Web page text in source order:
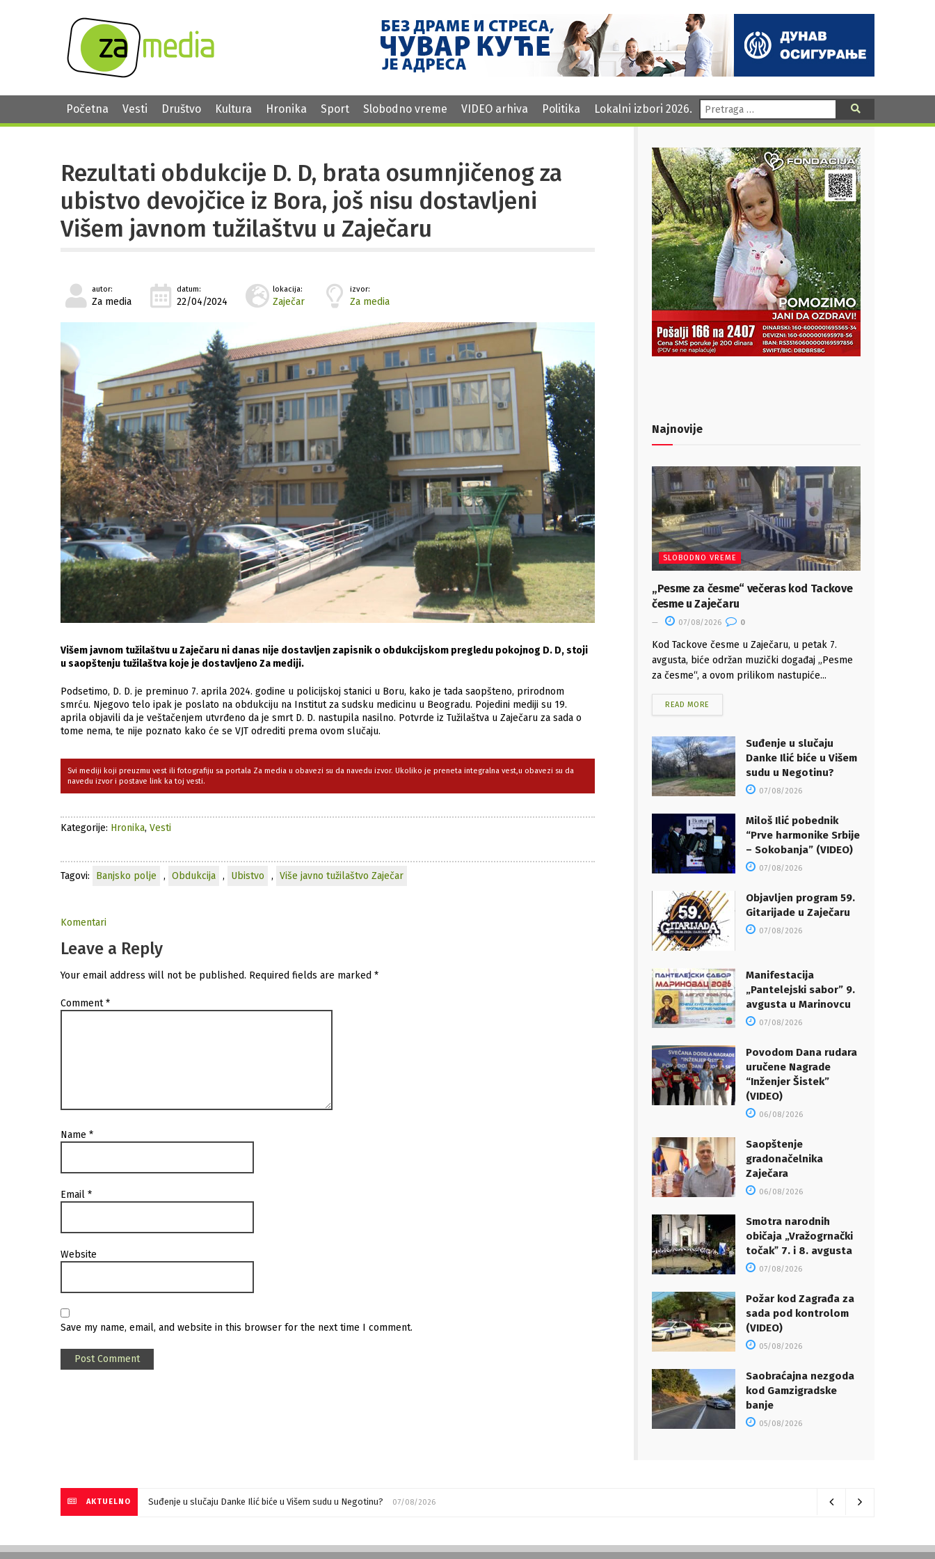
Početna Vesti Društvo Kultura Hronika Sport Slobodno vreme VIDEO arhiva Politika Lokalni izbori 2026. Pretraga:
Rezultati obdukcije D. D, brata osumnjičenog za
ubistvo devojčice iz Bora, još nisu dostavljeni
Višem javnom tužilaštvu u Zaječaru
autor:
Za media
datum:
22/04/2024
lokacija:
Zaječar
izvor:
Za media
Višem javnom tužilaštvu u Zaječaru ni danas nije dostavljen zapisnik o obdukcijskom pregledu pokojnog D. D, stoji
u saopštenju tužilaštva koje je dostavljeno Za mediji.
Podsetimo, D. D. je preminuo 7. aprila 2024. godine u policijskoj stanici u Boru, kako je tada saopšteno, prirodnom
smrću. Njegovo telo ipak je poslato na obdukciju na Institut za sudsku medicinu u Beogradu. Pojedini mediji su 19.
aprila objavili da je veštačenjem utvrđeno da je smrt D. D. nastupila nasilno. Potvrde iz Tužilaštva u Zaječaru za sada o
tome nema, te nije poznato kako će se VJT odrediti prema ovom slučaju.
Svi mediji koji preuzmu vest ili fotografiju sa portala Za media u obavezi su da navedu izvor. Ukoliko je preneta integralna vest,u obavezi su da
navedu izvor i postave link ka toj vesti.
Kategorije: Hronika, Vesti
Tagovi: Banjsko polje , Obdukcija , Ubistvo , Više javno tužilaštvo Zaječar
Komentari
Leave a Reply
Your email address will not be published. Required fields are marked *
Comment*
Name *
Email *
Website
Save my name, email, and website in this browser for the next time I comment.
Najnovije
SLOBODNO VREME
„Pesme za česme“ večeras kod Tackove
česme u Zaječaru
07/08/2026 0
Kod Tackove česme u Zaječaru, u petak 7.
avgusta, biće održan muzički događaj „Pesme
za česme“, a ovom prilikom nastupiće...
READ MORE
Suđenje u slučaju
Danke Ilić biće u Višem
sudu u Negotinu?
07/08/2026
Miloš Ilić pobednik
“Prve harmonike Srbije
– Sokobanja” (VIDEO)
07/08/2026
Objavljen program 59.
Gitarijade u Zaječaru
07/08/2026
Manifestacija
„Pantelejski sabor” 9.
avgusta u Marinovcu
07/08/2026
Povodom Dana rudara
uručene Nagrade
“Inženjer Šistek”
(VIDEO)
06/08/2026
Saopštenje
gradonačelnika
Zaječara
06/08/2026
Smotra narodnih
običaja „Vražogrnački
točakˮ 7. i 8. avgusta
07/08/2026
Požar kod Zagrađa za
sada pod kontrolom
(VIDEO)
05/08/2026
Saobraćajna nezgoda
kod Gamzigradske
banje
05/08/2026
AKTUELNO Suđenje u slučaju Danke Ilić biće u Višem sudu u Negotinu? 07/08/2026